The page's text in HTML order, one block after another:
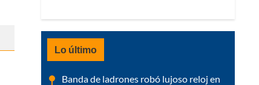
Lo último
Banda de ladrones robó lujoso reloj en